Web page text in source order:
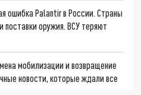
ошибка Palantir в России. Страны
поставки оружия. ВСУ теряют
мобилизации и возвращение
новости, которые ждали все